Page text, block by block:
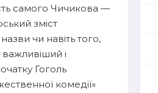
самого Чичикова —
зміст
чи навіть того,
і
Гоголь
комедії»